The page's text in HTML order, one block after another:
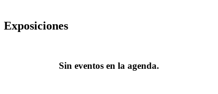
Exposiciones
Sin eventos en la agenda.